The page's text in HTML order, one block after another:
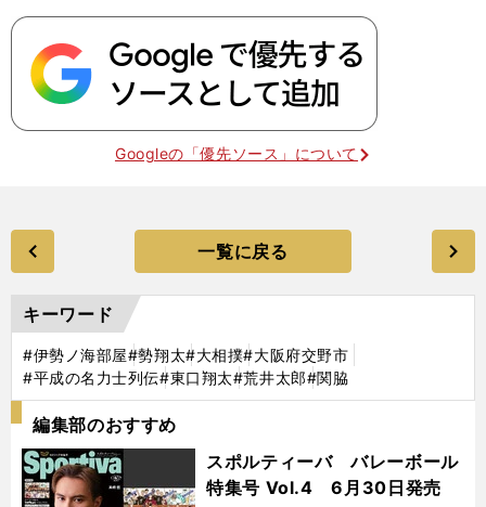
Googleの「優先ソース」について
一覧に戻る
キーワード
#伊勢ノ海部屋#勢翔太#大相撲#大阪府交野市
#平成の名力士列伝#東口翔太#荒井太郎#関脇
編集部のおすすめ
スポルティーバ バレーボール
特集号 Vol.4 6月30日発売